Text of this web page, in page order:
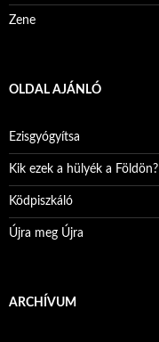
Zene
OLDAL AJÁNLÓ
Ezisgyógyítsa
Kik ezek a hülyék a Földön?
Ködpiszkáló
Újra meg Újra
ARCHÍVUM